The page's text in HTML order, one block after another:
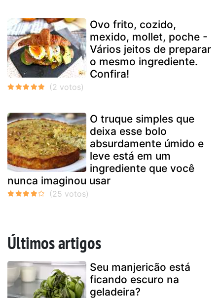
Ovo frito, cozido,
mexido, mollet, poche -
Vários jeitos de preparar
o mesmo ingrediente.
Confira!
O truque simples que
deixa esse bolo
absurdamente úmido e
leve está em um
ingrediente que você
nunca imaginou usar
Últimos artigos
Seu manjericão está
ficando escuro na
geladeira?